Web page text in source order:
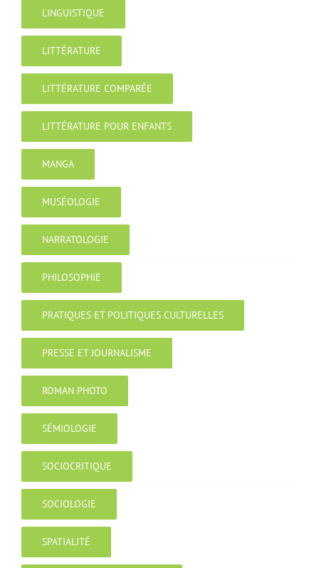
LINGUISTIQUE
LITTÉRATURE
LITTÉRATURE COMPARÉE
LITTÉRATURE POUR ENFANTS
MANGA
MUSÉOLOGIE
NARRATOLOGIE
PHILOSOPHIE
PRATIQUES ET POLITIQUES CULTURELLES
PRESSE ET JOURNALISME
ROMAN PHOTO
SÉMIOLOGIE
SOCIOCRITIQUE
SOCIOLOGIE
SPATIALITÉ